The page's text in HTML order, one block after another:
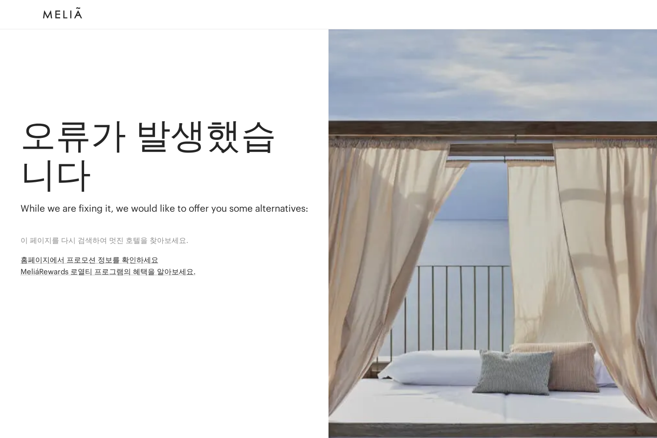
오류가 발생했습
니다
While we are fixing it, we would like to offer you some alternatives:
이 페이지를 다시 검색하여 멋진 호텔을 찾아보세요.
홈페이지에서 프로모션 정보를 확인하세요
MeliáRewards 로열티 프로그램의 혜택을 알아보세요.